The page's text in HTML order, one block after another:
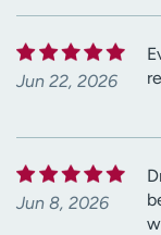
Jun 22, 2026
Jun 8, 2026